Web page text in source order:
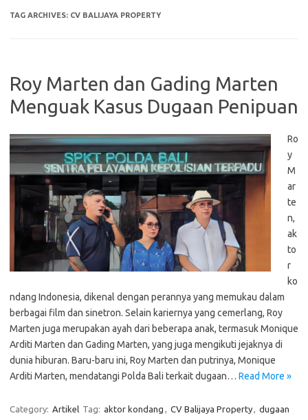
TAG ARCHIVES: CV BALIJAYA PROPERTY
Roy Marten dan Gading Marten
Menguak Kasus Dugaan Penipuan
Ro
y
M
ar
te
n,
ak
to
r
ko
ndang Indonesia, dikenal dengan perannya yang memukau dalam
berbagai film dan sinetron. Selain kariernya yang cemerlang, Roy
Marten juga merupakan ayah dari beberapa anak, termasuk Monique
Arditi Marten dan Gading Marten, yang juga mengikuti jejaknya di
dunia hiburan. Baru-baru ini, Roy Marten dan putrinya, Monique
Arditi Marten, mendatangi Polda Bali terkait dugaan… Read More »
Category: Artikel Tag: aktor kondang , CV Balijaya Property, dugaan